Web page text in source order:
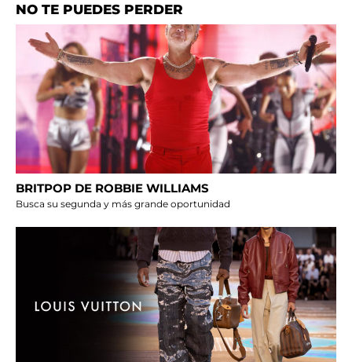
NO TE PUEDES PERDER
BRITPOP DE ROBBIE WILLIAMS
Busca su segunda y más grande oportunidad